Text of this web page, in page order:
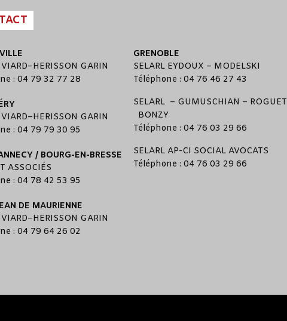
VIARD–HERISSON GARIN
: 04 79 32 77 28
VIARD–HERISSON GARIN
: 04 79 79 30 95
/ BOURG-EN-BRESSE
ASSOCIÉS
: 04 78 42 53 95
DE MAURIENNE
VIARD–HERISSON GARIN
: 04 79 64 26 02
GRENOBLE
SELARL EYDOUX – MODELSKI
Téléphone : 04 76 46 27 43
SELARL – GUMUSCHIAN – ROGUET
BONZY
Téléphone : 04 76 03 29 66
SELARL AP-CI SOCIAL AVOCATS
Téléphone : 04 76 03 29 66